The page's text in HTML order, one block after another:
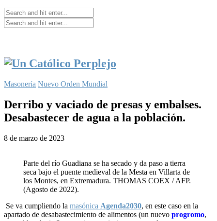
Masonería Nuevo Orden Mundial
Derribo y vaciado de presas y embalses.
Desabastecer de agua a la población.
8 de marzo de 2023
Parte del río Guadiana se ha secado y da paso a tierra
seca bajo el puente medieval de la Mesta en Villarta de
los Montes, en Extremadura. THOMAS COEX / AFP.
(Agosto de 2022).
Se va cumpliendo la masónica Agenda2030, en este caso en la
apartado de desabastecimiento de alimentos (un nuevo progromo,